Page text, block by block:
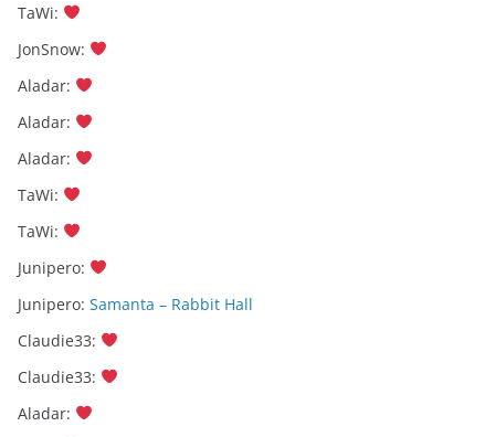
TaWi:
JonSnow:
Aladar:
Aladar:
Aladar:
TaWi:
TaWi:
Junipero:
Junipero: Samanta – Rabbit Hall
Claudie33:
Claudie33:
Aladar: